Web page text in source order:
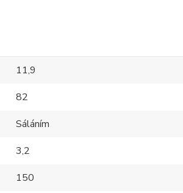
11,9
82
Sáláním
3,2
150